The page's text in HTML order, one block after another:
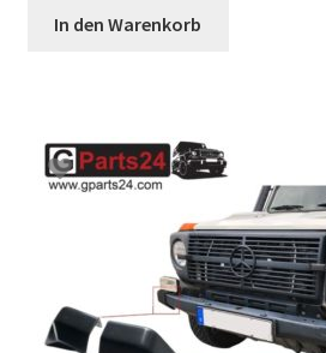
In den Warenkorb